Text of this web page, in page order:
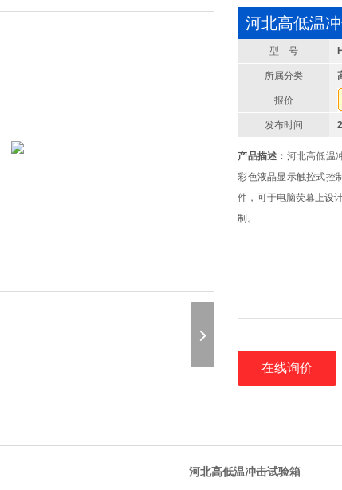
河北高低温
型 号
所属分类
报价
发布时间
产品描述： 河北高低温
彩色液晶显示触控式控
件，可于电脑荧幕上设
制。
在线询价
河北高低温冲击试验箱